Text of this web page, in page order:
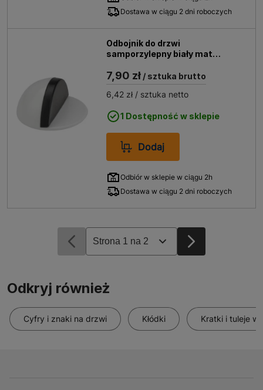
Dostawa w ciągu 2 dni roboczych
Odbojnik do drzwi
samporzylepny biały mat
7,90 zł / sztuka brutto
6,42 zł / sztuka netto
1 Dostępność w sklepie
Dodaj
Odbiór w sklepie w ciągu 2h
Dostawa w ciągu 2 dni roboczych
Odkryj również
Cyfry i znaki na drzwi Kłódki Kratki i tuleje